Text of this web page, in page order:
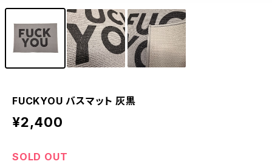
FUCKYOU バスマット 灰黒
¥2,400
SOLD OUT